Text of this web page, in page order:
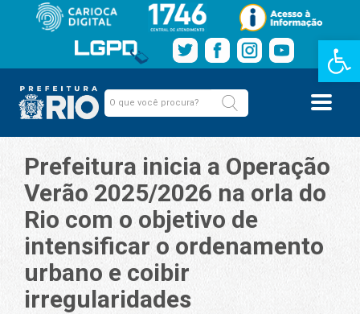
Barra de
Prefeitura inicia a Operação
Verão 2025/2026 na orla do
Rio com o objetivo de
intensificar o ordenamento
urbano e coibir
irregularidades